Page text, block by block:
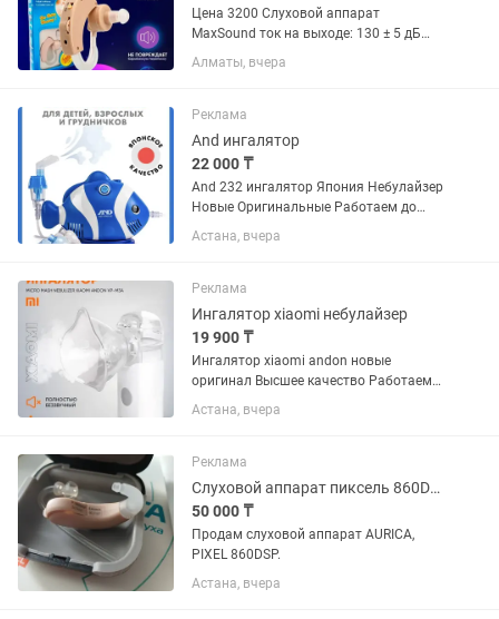
Цена 3200 Слуховой аппарат
MaxSound ток на выходе: 130 ± 5 дБ
MaxSound коэффициент усиления
антенны: 55 ± 5 дБ Искажение
Гц) Диапазон частот: 300-4500 Гц
Входной...
Алматы, вчера
Реклама
And ингалятор
22 000 ₸
And 232 ингалятор Япония Небулайзер
Новые Оригинальные Работаем до
23:30 Звоните пишите
Астана, вчера
Реклама
Ингалятор xiaomi небулайзер
19 900 ₸
Ингалятор xiaomi andon новые
оригинал Высшее качество Работаем
до 12 вечера Для всех возрастов
Доставка Гарантия
Астана, вчера
Реклама
Слуховой аппарат пиксель 860DSP, Aurica
50 000 ₸
Продам слуховой аппарат AURICA,
PIXEL 860DSP.
Астана, вчера